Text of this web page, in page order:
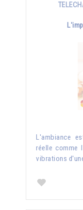
L'ambiance
réelle comme
vibrations